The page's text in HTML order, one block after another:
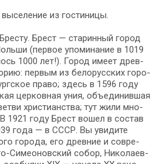
из го­сти­ни­цы.
Брест — ста­рин­ный го­род
(пер­вое упо­ми­на­ние в 1019
1000 лет!). Город име­ет древ­
пер­вым из бе­ло­рус­ских го­ро­
пра­во; здесь в 1596 го­ду
цер­ков­ная уния, объ­еди­нив­шая
хри­сти­ан­ства; тут жи­ли мно­
го­ду Брест во­шел в со­став
го­да — в СССР. Вы уви­ди­те
го­ро­да, его древние и со­вре­
Симеоновский со­бор, Ни­ко­ла­ев­